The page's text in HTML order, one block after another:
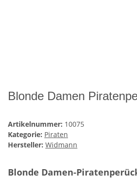
Blonde Damen
Artikelnummer: 10075
Kategorie: Piraten
Hersteller: Widmann
Blonde Damen-